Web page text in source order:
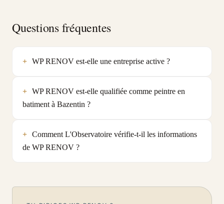
Questions fréquentes
WP RENOV est-elle une entreprise active ?
WP RENOV est-elle qualifiée comme peintre en
batiment à Bazentin ?
Comment L'Observatoire vérifie-t-il les informations
de WP RENOV ?